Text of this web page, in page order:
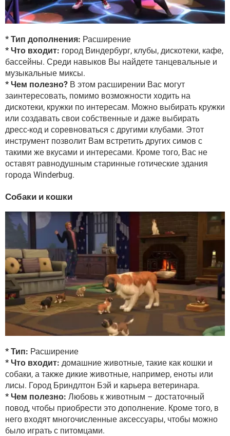
* Тип дополнения: Расширение
* Что входит: город Виндербург, клубы, дискотеки, кафе,
бассейны. Среди навыков Вы найдете танцевальные и
музыкальные миксы.
* Чем полезно? В этом расширении Вас могут
заинтересовать, помимо возможности ходить на
дискотеки, кружки по интересам. Можно выбирать кружки
или создавать свои собственные и даже выбирать
дресс-код и соревноваться с другими клубами. Этот
инструмент позволит Вам встретить других симов с
такими же вкусами и интересами. Кроме того, Вас не
оставят равнодушным старинные готические здания
города Winderbug.
Собаки и кошки
* Тип: Расширение
* Что входит: домашние животные, такие как кошки и
собаки, а также дикие животные, например, еноты или
лисы. Город Бриндлтон Бэй и карьера ветеринара.
* Чем полезно: Любовь к животным – достаточный
повод, чтобы приобрести это дополнение. Кроме того, в
него входят многочисленные аксессуары, чтобы можно
было играть с питомцами.